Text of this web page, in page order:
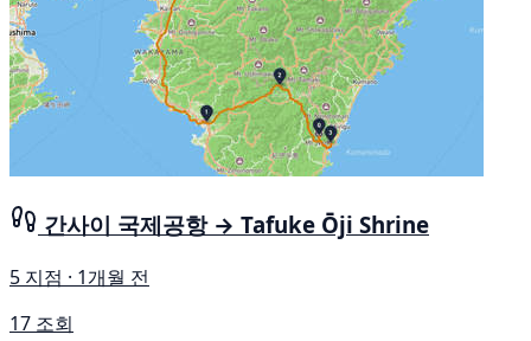
간사이 국제공항 → Tafuke Ōji Shrine
5 지점 · 1개월 전
17 조회